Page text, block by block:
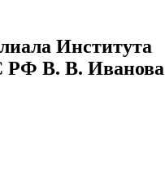
Института
РФ В. В. Иванова